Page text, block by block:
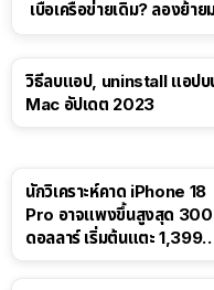
เบื่อเครือข่ายเดิม? ลองย้า
วิธีลบแอป, uninstall แอปบ
Mac อัปเดต 2023
นักวิเคราะห์คาด iPhone 18
Pro อาจแพงขึ้นสูงสุด 300
ดอลลาร์ เริ่มต้นแตะ 1,399